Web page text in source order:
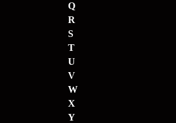
Q
R
S
T
U
V
W
X
Y